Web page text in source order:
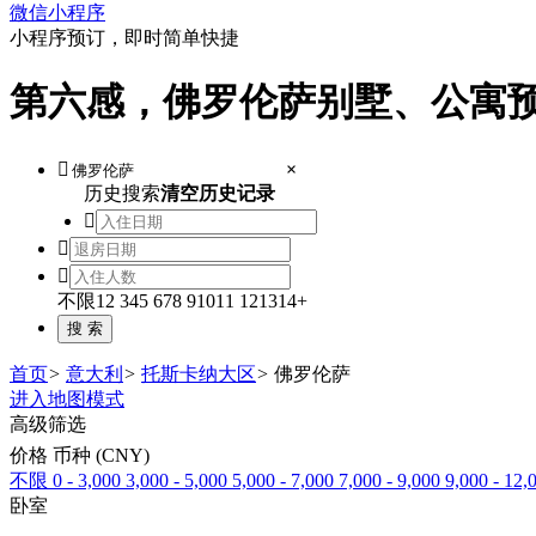
微信小程序
小程序预订，即时简单快捷
第六感，佛罗伦萨别墅、公寓

×
历史搜索清空历史记录



不限1 2 345 678 91011 121314+
首页> 意大利 > 托斯卡纳大区> 佛罗伦萨
进入地图模式
高级筛选
价格 币种 (CNY)
不限 0 - 3,000 3,000 - 5,000 5,000 - 7,000 7,000 - 9,000 9,000 -
卧室